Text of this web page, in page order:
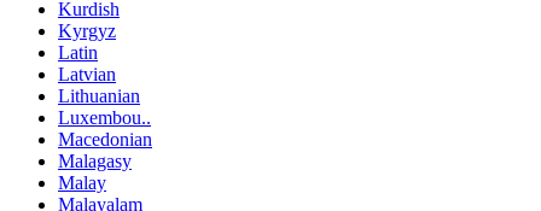
Kurdish
Kyrgyz
Latin
Latvian
Lithuanian
Luxembou..
Macedonian
Malagasy
Malay
Malayalam